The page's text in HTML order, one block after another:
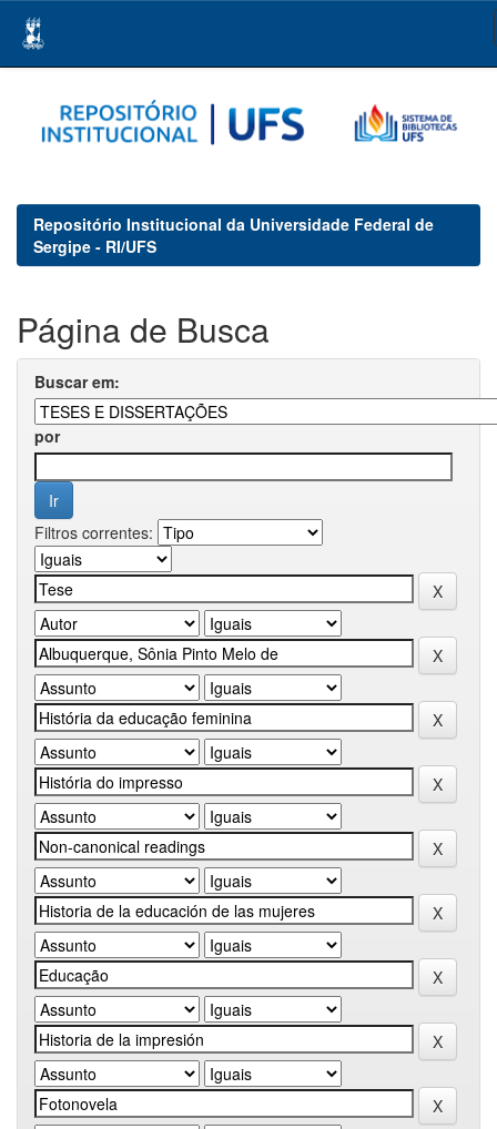
navigation
Repositório Institucional da Universidade Federal de
Sergipe - RI/UFS
Página de Busca
Buscar em:
por
Filtros correntes: